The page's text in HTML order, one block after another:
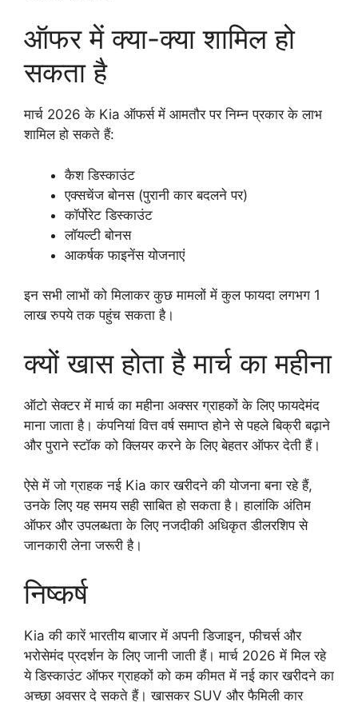
ऑफर में क्या-क्या शामिल हो
सकता है
मार्च 2026 के Kia ऑफर्स में आमतौर पर निम्न प्रकार के लाभ
शामिल हो सकते हैं:
कैश डिस्काउंट
एक्सचेंज बोनस (पुरानी कार बदलने पर)
कॉर्पोरेट डिस्काउंट
लॉयल्टी बोनस
आकर्षक फाइनेंस योजनाएं
इन सभी लाभों को मिलाकर कुछ मामलों में कुल फायदा लगभग 1
लाख रुपये तक पहुंच सकता है।
क्यों खास होता है मार्च का महीना
ऑटो सेक्टर में मार्च का महीना अक्सर ग्राहकों के लिए फायदेमंद
माना जाता है। कंपनियां वित्त वर्ष समाप्त होने से पहले बिक्री बढ़ाने
और पुराने स्टॉक को क्लियर करने के लिए बेहतर ऑफर देती हैं।
ऐसे में जो ग्राहक नई Kia कार खरीदने की योजना बना रहे हैं,
उनके लिए यह समय सही साबित हो सकता है। हालांकि अंतिम
ऑफर और उपलब्धता के लिए नजदीकी अधिकृत डीलरशिप से
जानकारी लेना जरूरी है।
निष्कर्ष
Kia की कारें भारतीय बाजार में अपनी डिजाइन, फीचर्स और
भरोसेमंद प्रदर्शन के लिए जानी जाती हैं। मार्च 2026 में मिल रहे
ये डिस्काउंट ऑफर ग्राहकों को कम कीमत में नई कार खरीदने का
अच्छा अवसर दे सकते हैं। खासकर SUV और फैमिली कार